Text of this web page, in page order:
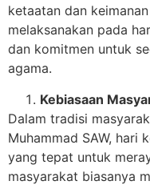
ketaatan dan
melaksanakan pada
dan komitmen untuk
agama.
Kebiasaan
Dalam tradisi
Muhammad SAW, hari
yang tepat untuk
masyarakat biasanya